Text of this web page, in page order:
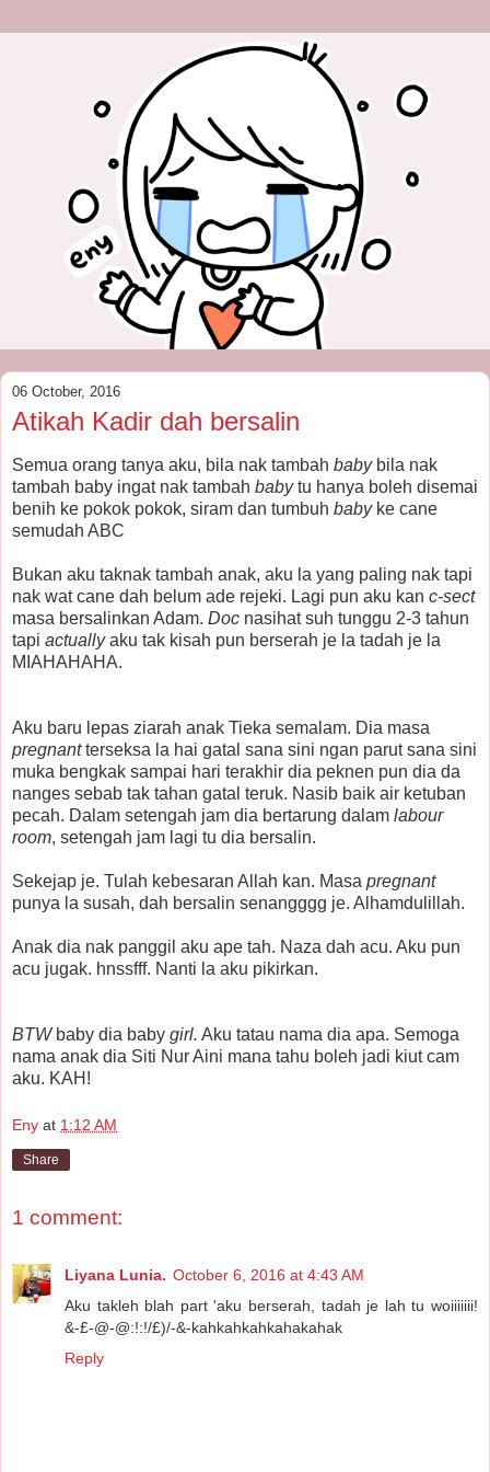
06 October, 2016
Atikah Kadir dah bersalin
Semua orang tanya aku, bila nak tambah babybila nak
tambah baby ingat nak tambah babytu hanya boleh disemai
benih ke pokok pokok, siram dan tumbuh babyke cane
semudah ABC
Bukan aku taknak tambah anak, aku la yang paling nak tapi
nak wat cane dah belum ade rejeki. Lagi pun aku kan c-sect
masa bersalinkan Adam. Doc nasihat suh tunggu 2-3 tahun
tapi actuallyaku tak kisah pun berserah je la tadah je la
MIAHAHAHA.
Aku baru lepas ziarah anak Tieka semalam. Dia masa
pregnantterseksa la hai gatal sana sini ngan parut sana sini
muka bengkak sampai hari terakhir dia peknen pun dia da
nanges sebab tak tahan gatal teruk. Nasib baik air ketuban
pecah. Dalam setengah jam dia bertarung dalam labour
room, setengah jam lagi tu dia bersalin.
Sekejap je. Tulah kebesaran Allah kan. Masa pregnant
punya la susah, dah bersalin senangggg je. Alhamdulillah.
Anak dia nak panggil aku ape tah. Naza dah acu. Aku pun
acu jugak. hnssfff. Nanti la aku pikirkan.
BTWbaby dia baby girl. Aku tatau nama dia apa. Semoga
nama anak dia Siti Nur Aini mana tahu boleh jadi kiut cam
aku. KAH!
Eny at 1:12 AM
Share
1 comment:
Liyana Lunia. October 6, 2016 at 4:43 AM
Aku takleh blah part 'aku berserah, tadah je lah tu woiiiiiii!
&-£-@-@:!:!/£)/-&-kahkahkahkahakahak
Reply